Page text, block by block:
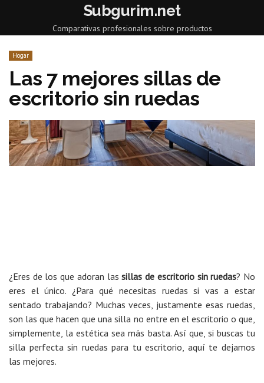
Subgurim.net
Comparativas profesionales sobre productos
Hogar
Las 7 mejores sillas de
escritorio sin ruedas
¿Eres de los que adoran lassillas de escritorio sin ruedas? No
eres el único. ¿Para qué necesitas ruedas si vas a estar
sentado trabajando? Muchas veces, justamente esas ruedas,
son las que hacen que una silla no entre en el escritorio o que,
simplemente, la estética sea más basta. Así que, si buscas tu
silla perfecta sin ruedas para tu escritorio, aquí te dejamos
las mejores.